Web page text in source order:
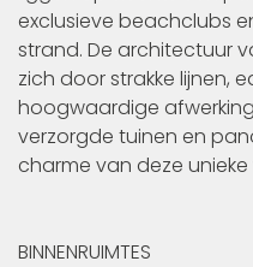
exclusieve beachclubs
strand. De architectuur
zich door strakke lijnen,
hoogwaardige
verzorgde tuinen en
charme van deze unieke
BINNENRUIMTES